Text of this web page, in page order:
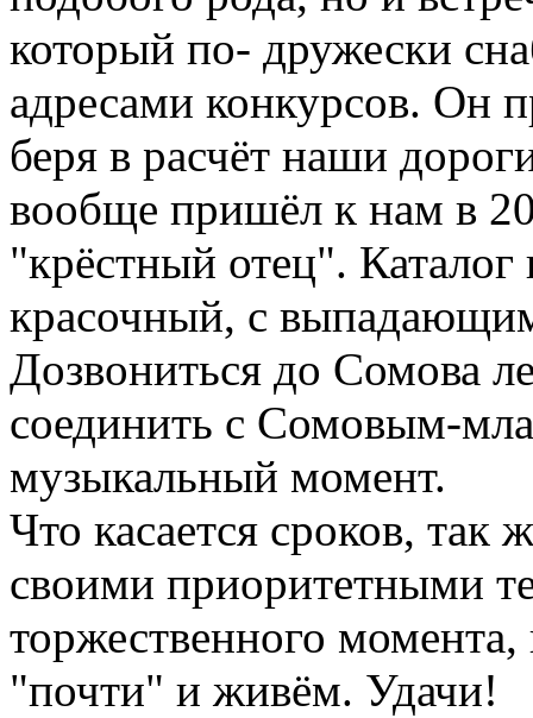
который по- дружески
адресами конкурсов. Он
беря в расчёт наши
вообще пришёл к нам в
"крёстный отец".
красочный, с
Дозвониться до Сомова
соединить с Сомовым-
музыкальный момент.
Что касается сроков, так
своими приоритетными
торжественного
"почти" и живём. Удачи!